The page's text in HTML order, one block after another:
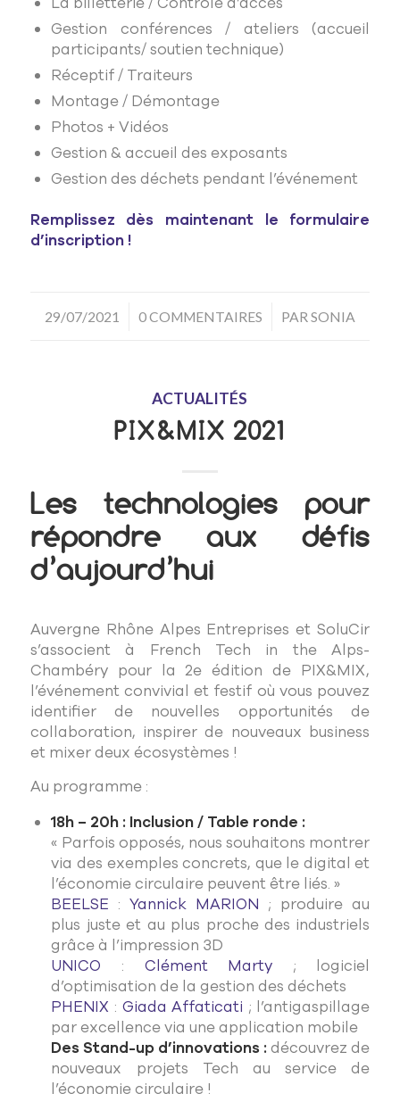
Gestion conférences / ateliers (accueil
participants/ soutien technique)
Réceptif / Traiteurs
Montage / Démontage
Photos + Vidéos
Gestion & accueil des exposants
Gestion des déchets pendant l’événement
Remplissez dès maintenant le formulaire
d’inscription !
29/07/2021
/ 0 COMMENTAIRES
/ PAR SONIA
ACTUALITÉS
PIX&MIX 2021
Les technologies pour
répondre aux défis
d’aujourd’hui
Auvergne Rhône Alpes Entreprises et SoluCir
s’associent à French Tech in the Alps-
Chambéry pour la 2e édition de PIX&MIX,
l’événement convivial et festif où vous pouvez
identifier de nouvelles opportunités de
collaboration, inspirer de nouveaux business
et mixer deux écosystèmes !
Au programme :
18h – 20h : Inclusion / Table ronde :
« Parfois opposés, nous souhaitons montrer
via des exemples concrets, que le digital et
l’économie circulaire peuvent être liés. »
BEELSE :Yannick MARION ; produire au
plus juste et au plus proche des industriels
grâce à l’impression 3D
UNICO : Clément Marty ; logiciel
d’optimisation de la gestion des déchets
PHENIX : Giada Affaticati ; l’antigaspillage
par excellence via une application mobile
Des Stand-up d’innovations : découvrez de
nouveaux projets Tech au service de
l’économie circulaire !